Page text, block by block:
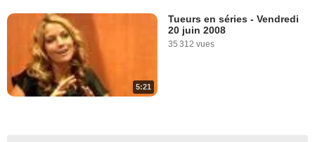
5:21
Tueurs en séries - Vendredi
20 juin 2008
35 312 vues